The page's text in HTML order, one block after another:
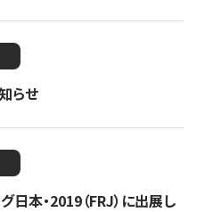
らせ
日本・2019（FRJ）に出展し